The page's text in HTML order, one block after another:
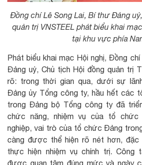
Đồng chí Lê Song Lai, Bí thư Đảng
quản trị VNSTEEL phát biểu khai
tại khu vực phía
Phát biểu khai mạc Hội nghị, Đồng
Đảng uỷ, Chủ tịch Hội đồng quản trị
rõ: trong thời gian qua, dưới sự
Đảng ủy Tổng công ty, hầu hết các
trong Đảng bộ Tổng công ty đã
chức năng, nhiệm vụ của tổ chức
nghiệp, vai trò của tổ chức Đảng
càng được thể hiện rõ nét hơn, đặc
thực hiện nhiệm vụ chính trị. Công
được quan tâm đúng mức và ngày